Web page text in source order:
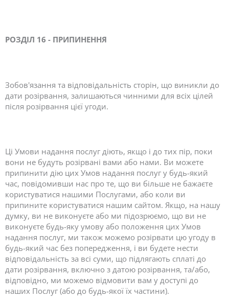
РОЗДІЛ 16 - ПРИПИНЕННЯ
Зобов'язання та відповідальність сторін, що виникли до
дати розірвання, залишаються чинними для всіх цілей
після розірвання цієї угоди.
Ці Умови надання послуг діють, якщо і до тих пір, поки
вони не будуть розірвані вами або нами. Ви можете
припинити дію цих Умов надання послуг у будь-який
час, повідомивши нас про те, що ви більше не бажаєте
користуватися нашими Послугами, або коли ви
припините користуватися нашим сайтом. Якщо, на нашу
думку, ви не виконуєте або ми підозрюємо, що ви не
виконуєте будь-яку умову або положення цих Умов
надання послуг, ми також можемо розірвати цю угоду в
будь-який час без попередження, і ви будете нести
відповідальність за всі суми, що підлягають сплаті до
дати розірвання, включно з датою розірвання, та/або,
відповідно, ми можемо відмовити вам у доступі до
наших Послуг (або до будь-якої їх частини).